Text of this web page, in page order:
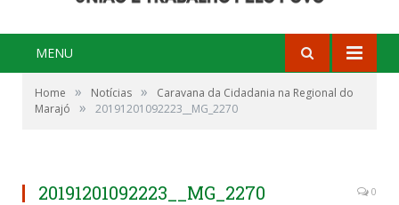
MENU
Home » Notícias »
Caravana da Cidadania na Regional do
Marajó
» 20191201092223__MG_2270
20191201092223__MG_2270 0